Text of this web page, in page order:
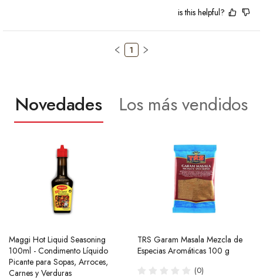
is this helpful?
1
Novedades Los más vendidos
Maggi Hot Liquid Seasoning
100ml - Condimento Líquido
Picante para Sopas, Arroces,
Carnes y Verduras
TRS Garam Masala Mezcla de
Especias Aromáticas 100 g
(0)
Ramen Buldak Carbonara
Coreano (Halal) 130g SamYang
(40)
Salsa de Chili Crujiente 210g
Laoganma
(43)